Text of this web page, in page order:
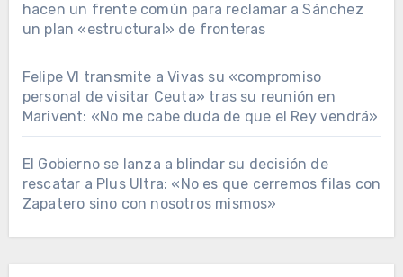
hacen un frente común para reclamar a Sánchez
un plan «estructural» de fronteras
Felipe VI transmite a Vivas su «compromiso
personal de visitar Ceuta» tras su reunión en
Marivent: «No me cabe duda de que el Rey vendrá»
El Gobierno se lanza a blindar su decisión de
rescatar a Plus Ultra: «No es que cerremos filas con
Zapatero sino con nosotros mismos»